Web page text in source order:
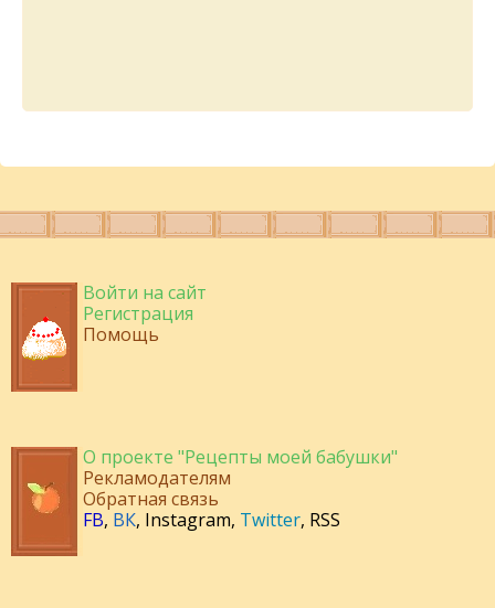
Войти на сайт
Регистрация
Помощь
О проекте "Рецепты моей бабушки"
Рекламодателям
Обратная связь
FB, ВК, Instagram, Twitter, RSS